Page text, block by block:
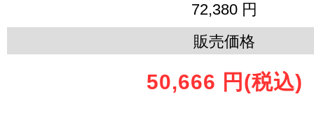
72,380 円
販売価格
50,666 円 (税込)